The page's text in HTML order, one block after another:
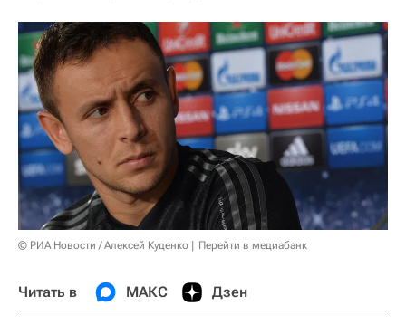
© РИА Новости / Алексей Куденко Перейти в медиабанк
Читать в МАКС Дзен